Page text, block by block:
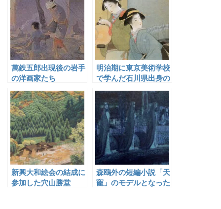
萬鉄五郎出現後の岩手
の洋画家たち
明治期に東京美術学校
で学んだ石川県出身の
日本画家
新興大和絵会の結成に
参加した穴山勝堂
森鴎外の短編小説「天
寵」のモデルとなった